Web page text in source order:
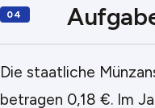
Die staatliche
betragen 0,18 €. Im